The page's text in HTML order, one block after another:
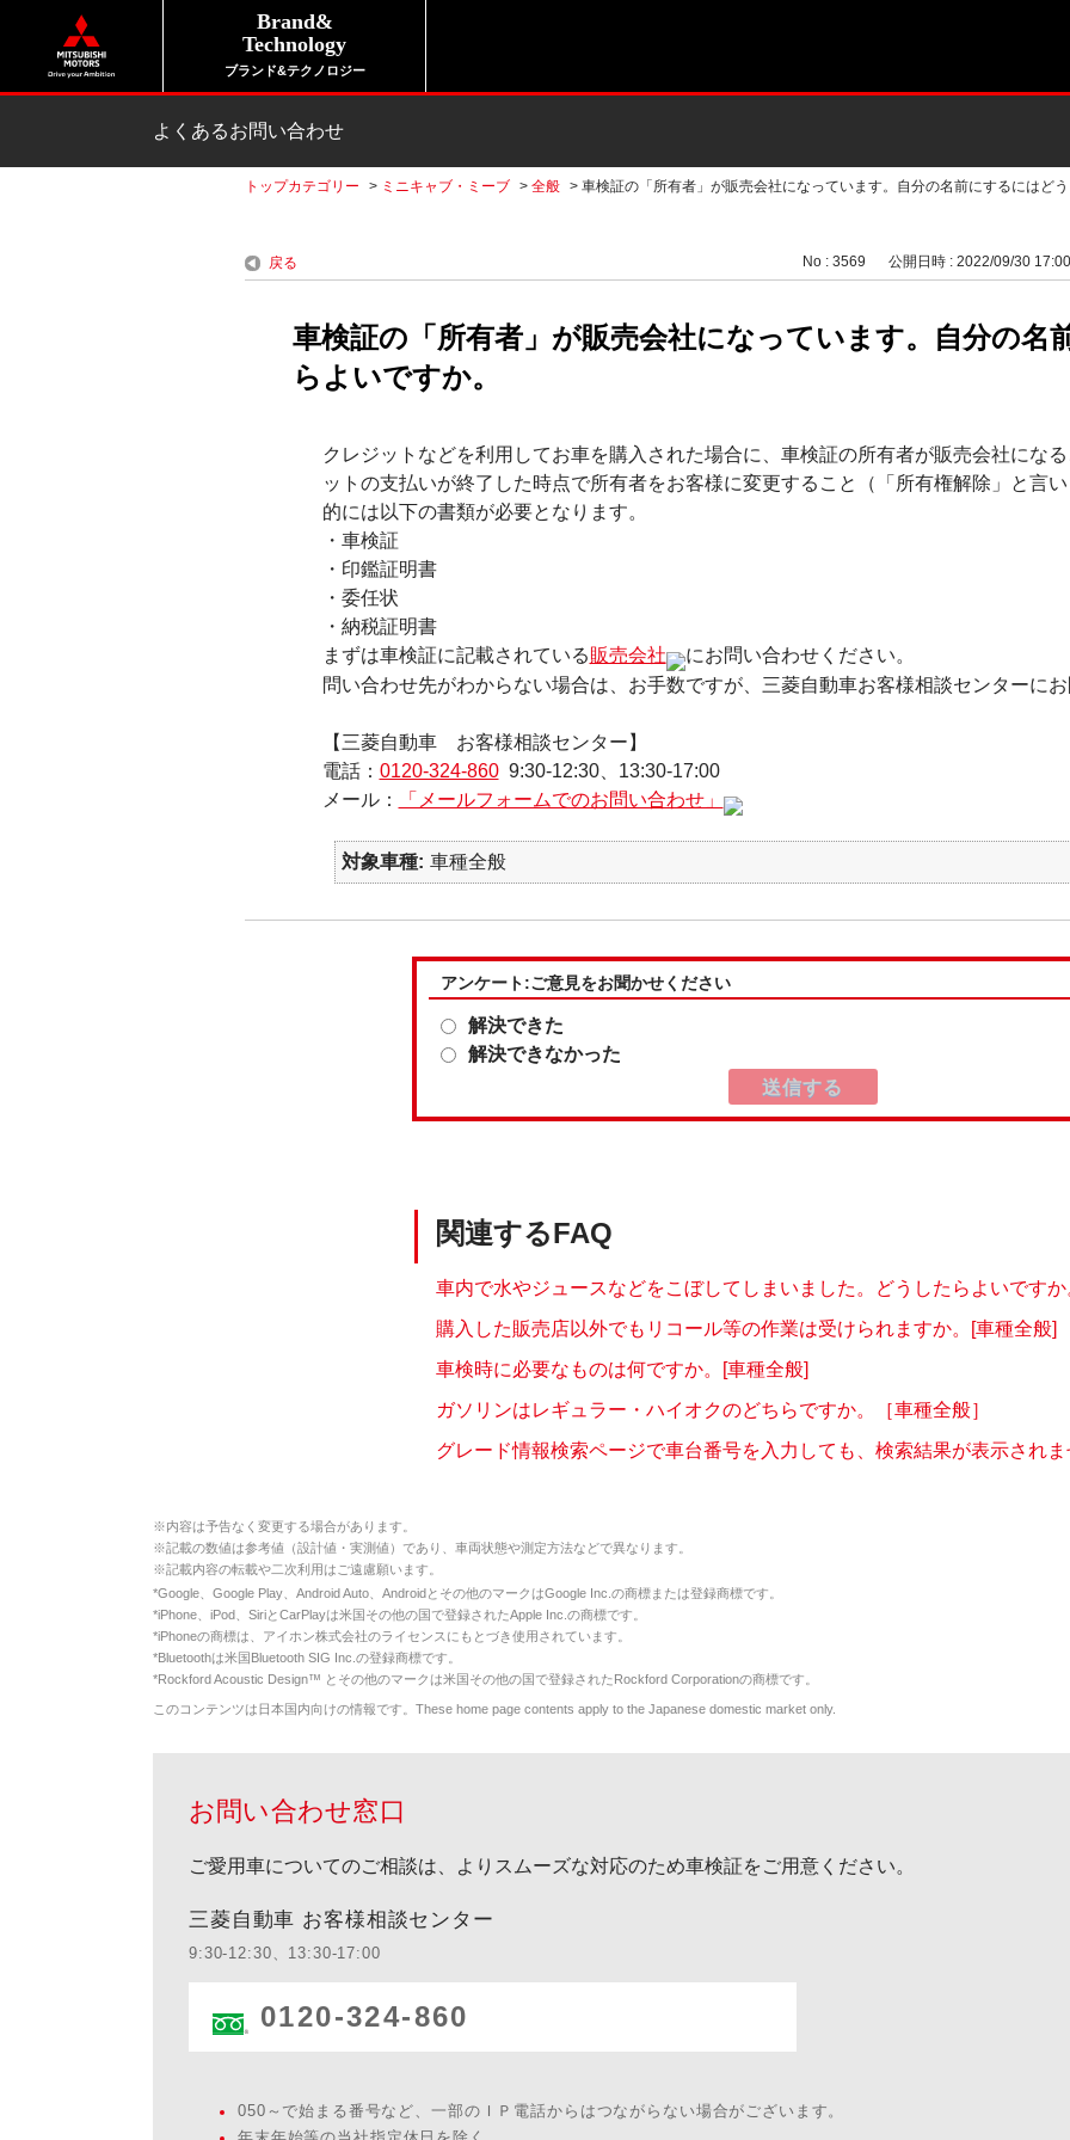
Brand&
Technology
ブランド&テクノロジー
よくあるお問い合わせ
トップカテゴリー > ミニキャブ・ミーブ > 全般 > 車検証の「所有者」が販売会社になっています。自分の名前にするにはど
戻る No : 3569 公開日時 : 2022/09/30 17:00
車検証の「所有者」が販売会社になっています。自分の名
らよいですか。
クレジットなどを利用してお車を購入された場合に、車検証の所有者が販売会社にな
ットの支払いが終了した時点で所有者をお客様に変更すること（「所有権解除」と言
的には以下の書類が必要となります。
・車検証
・印鑑証明書
・委任状
・納税証明書
まずは車検証に記載されている販売会社
にお問い合わせください。
問い合わせ先がわからない場合は、お手数ですが、三菱自動車お客様相談センターにお
【三菱自動車 お客様相談センター】
電話： 0120-324-8609:30-12:30、13:30-17:00
メール：
「メールフォームでのお問い合わせ」
対象車種 車種全般
アンケート:ご意見をお聞かせください
解決できた
解決できなかった
関連するFAQ
車内で水やジュースなどをこぼしてしまいました。どうしたらよいですか
購入した販売店以外でもリコール等の作業は受けられますか。[車種全般]
車検時に必要なものは何ですか。[車種全般]
ガソリンはレギュラー・ハイオクのどちらですか。［車種全般］
グレード情報検索ページで車台番号を入力しても、検索結果が表示されま
※内容は予告なく変更する場合があります。
※記載の数値は参考値（設計値・実測値）であり、車両状態や測定方法などで異なります。
※記載内容の転載や二次利用はご遠慮願います。
*Google、Google Play、Android Auto、Androidとその他のマークはGoogle Inc.の商標または登録商標です。
*iPhone、iPod、SiriとCarPlayは米国その他の国で登録されたApple Inc.の商標です。
*iPhoneの商標は、アイホン株式会社のライセンスにもとづき使用されています。
*Bluetoothは米国Bluetooth SIG Inc.の登録商標です。
*Rockford Acoustic Design™ とその他のマークは米国その他の国で登録されたRockford Corporationの商標です。
このコンテンツは日本国内向けの情報です。These home page contents apply to the Japanese domestic market only.
お問い合わせ窓口
ご愛用車についてのご相談は、よりスムーズな対応のため車検証をご用意ください。
三菱自動車 お客様相談センター
9:30-12:30、13:30-17:00
0120-324-860
050～で始まる番号など、一部のＩＰ電話からはつながらない場合がございます。